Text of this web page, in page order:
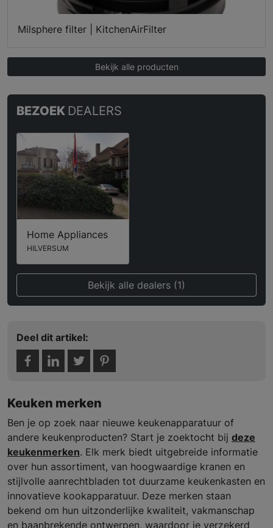
Milsphere filter | KitchenAirFilter
Bekijk alle producten
BEZOEK DEALERS
Home Appliances
HILVERSUM
Bekijk alle dealers (1)
Deel dit artikel:
Keuken merken
Ben je op zoek naar nieuwe keukenapparatuur of
andere keukenproducten? Start je zoektocht bij deze
keukenmerken. Elk merk biedt uitgebreide informatie
over hun assortiment, van hoogwaardige kranen en
stijlvolle aanrechtbladen tot duurzame keukenkasten en
innovatieve kookapparatuur. Deze merken staan
bekend om hun uitzonderlijke kwaliteit, vakmanschap
en baanbrekende ontwerpen, waardoor je verzekerd